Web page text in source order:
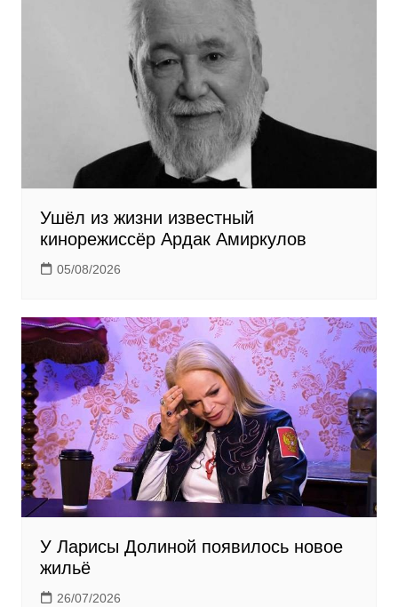
Ушёл из жизни известный
кинорежиссёр Ардак Амиркулов
05/08/2026
У Ларисы Долиной появилось новое
жильё
26/07/2026